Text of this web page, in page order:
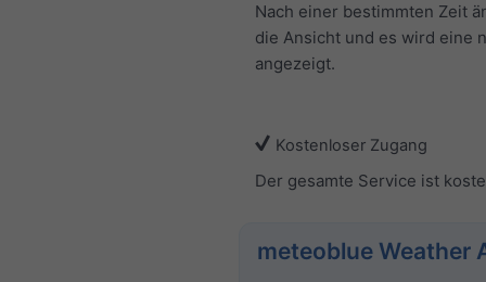
Nach einer bestimmten Zeit
die Ansicht und es wird eine
angezeigt.
Kostenloser Zugang
Der gesamte Service ist
meteoblue Weather